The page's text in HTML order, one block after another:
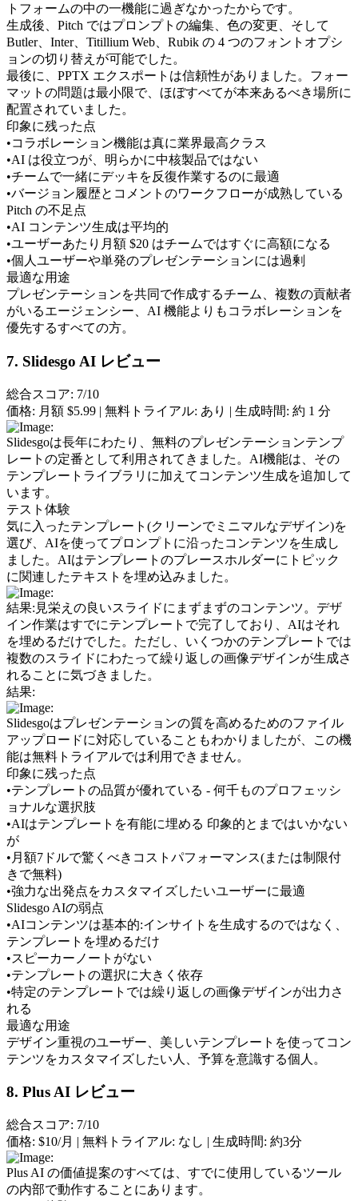
トフォームの中の一機能に過ぎなかったからです。
生成後、Pitch ではプロンプトの編集、色の変更、そして
Butler、Inter、Titillium Web、Rubik の 4 つのフォントオプシ
ョンの切り替えが可能でした。
最後に、PPTX エクスポートは信頼性がありました。フォー
マットの問題は最小限で、ほぼすべてが本来あるべき場所に
配置されていました。
印象に残った点
•コラボレーション機能は真に業界最高クラス
•AI は役立つが、明らかに中核製品ではない
•チームで一緒にデッキを反復作業するのに最適
•バージョン履歴とコメントのワークフローが成熟している
Pitch の不足点
•AI コンテンツ生成は平均的
•ユーザーあたり月額 $20 はチームではすぐに高額になる
•個人ユーザーや単発のプレゼンテーションには過剰
最適な用途
プレゼンテーションを共同で作成するチーム、複数の貢献者
がいるエージェンシー、AI 機能よりもコラボレーションを
優先するすべての方。
7. Slidesgo AI レビュー
総合スコア: 7/10
価格: 月額 $5.99 | 無料トライアル: あり | 生成時間: 約 1 分
Slidesgoは長年にわたり、無料のプレゼンテーションテンプ
レートの定番として利用されてきました。AI機能は、その
テンプレートライブラリに加えてコンテンツ生成を追加して
います。
テスト体験
気に入ったテンプレート(クリーンでミニマルなデザイン)を
選び、AIを使ってプロンプトに沿ったコンテンツを生成し
ました。AIはテンプレートのプレースホルダーにトピック
に関連したテキストを埋め込みました。
結果:見栄えの良いスライドにまずまずのコンテンツ。デザ
イン作業はすでにテンプレートで完了しており、AIはそれ
を埋めるだけでした。ただし、いくつかのテンプレートでは
複数のスライドにわたって繰り返しの画像デザインが生成さ
れることに気づきました。
結果:
Slidesgoはプレゼンテーションの質を高めるためのファイル
アップロードに対応していることもわかりましたが、この機
能は無料トライアルでは利用できません。
印象に残った点
•テンプレートの品質が優れている - 何千ものプロフェッシ
ョナルな選択肢
•AIはテンプレートを有能に埋める 印象的とまではいかない
が
• 月額7ドルで驚くべきコストパフォーマンス(または制限付
きで無料)
•強力な出発点をカスタマイズしたいユーザーに最適
Slidesgo AIの弱点
•AIコンテンツは基本的:インサイトを生成するのではなく、
テンプレートを埋めるだけ
•スピーカーノートがない
•テンプレートの選択に大きく依存
•特定のテンプレートでは繰り返しの画像デザインが出力さ
れる
最適な用途
デザイン重視のユーザー、美しいテンプレートを使ってコン
テンツをカスタマイズしたい人、予算を意識する個人。
8. Plus AI レビュー
総合スコア: 7/10
価格: $10/月 | 無料トライアル: なし | 生成時間: 約3分
Plus AI の価値提案のすべては、すでに使用しているツール
の内部で動作することにあります。